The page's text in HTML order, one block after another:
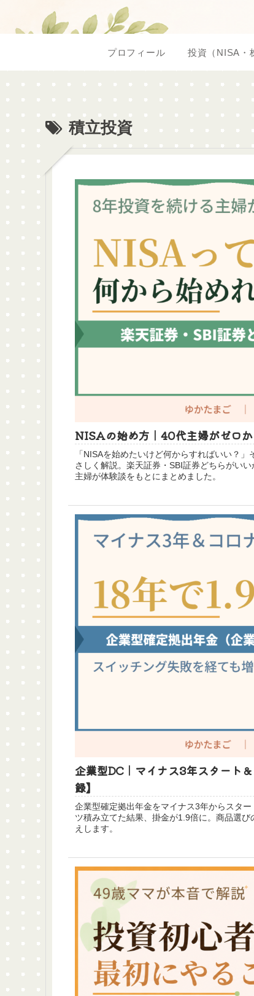
プロフィール 投資（NISA・
積立投資
NISAの始め方｜40代主婦がゼロか
「NISAを始めたいけど何からすればいい？
さしく解説。楽天証券・SBI証券どちらがい
主婦が体験談をもとにまとめました。
企業型DC｜マイナス3年スタート
録】
企業型確定拠出年金をマイナス3年からスタ
ツ積み立てた結果、掛金が1.9倍に。商品選
えします。